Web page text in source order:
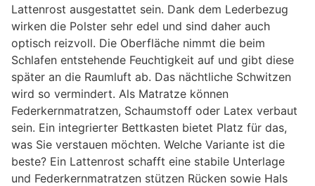
Lattenrost ausgestattet sein. Dank dem Lederbezug
wirken die Polster sehr edel und sind daher auch
optisch reizvoll. Die Oberfläche nimmt die beim
Schlafen entstehende Feuchtigkeit auf und gibt diese
später an die Raumluft ab. Das nächtliche Schwitzen
wird so vermindert. Als Matratze können
Federkernmatratzen, Schaumstoff oder Latex verbaut
sein. Ein integrierter Bettkasten bietet Platz für das,
was Sie verstauen möchten. Welche Variante ist die
beste? Ein Lattenrost schafft eine stabile Unterlage
und Federkernmatratzen stützen Rücken sowie Hals